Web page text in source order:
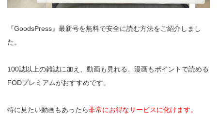
『GoodsPress』最新号を無料で安全に読む方法をご紹介しまし
た。
100誌以上の雑誌に加え、動画も見れる、漫画もポイントで読める
FODプレミアムがおすすめです。
特に見たい動画もあったら非常にお得なサービスに化けます。